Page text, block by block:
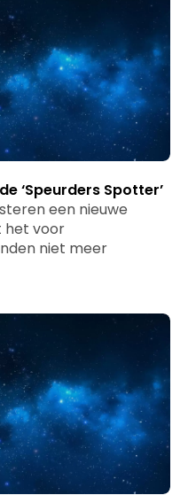
‘Speurders Spotter’
een nieuwe
het voor
niet meer